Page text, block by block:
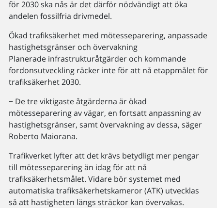
för 2030 ska nås är det därför nödvändigt att öka
andelen fossilfria drivmedel.
Ökad trafiksäkerhet med mötesseparering, anpassade
hastighetsgränser och övervakning
Planerade infrastrukturåtgärder och kommande
fordonsutveckling räcker inte för att nå etappmålet för
trafiksäkerhet 2030.
− De tre viktigaste åtgärderna är ökad
mötesseparering av vägar, en fortsatt anpassning av
hastighetsgränser, samt övervakning av dessa, säger
Roberto Maiorana.
Trafikverket lyfter att det krävs betydligt mer pengar
till mötesseparering än idag för att nå
trafiksäkerhetsmålet. Vidare bör systemet med
automatiska trafiksäkerhetskameror (ATK) utvecklas
så att hastigheten längs sträckor kan övervakas.